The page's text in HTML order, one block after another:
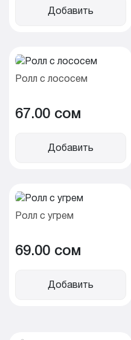
Добавить
Ролл с лососем
67.00 cом
Добавить
Ролл с угрем
69.00 cом
Добавить